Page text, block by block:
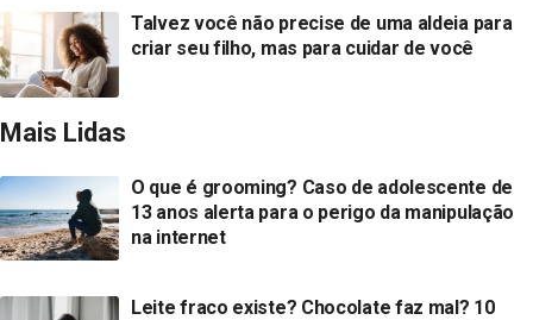
Talvez você não precise de uma aldeia para
criar seu filho, mas para cuidar de você
Mais Lidas
O que é grooming? Caso de adolescente de
13 anos alerta para o perigo da manipulação
na internet
Leite fraco existe? Chocolate faz mal? 10